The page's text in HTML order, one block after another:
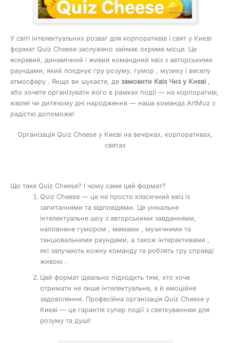
У світі інтелектуальних розваг для корпоративів і свят у Києві
формат Quiz Cheese заслужено займає окреме місце. Це
яскравий, динамічний і живий командний квіз з авторськими
раундами, який поєднує гру розуму, гумор , музику і веселу
атмосферу . Якщо ви шукаєте, де замовити Квіз Чиз у Києві ,
або хочете організувати його в рамках події — на корпоративі,
ювілеї чи дитячому дні народження — наша команда ArtMuz з
радістю допоможе!
Організація Quiz Cheese у Києві на вечірках, корпоративах,
святах
Що таке Quiz Cheese? І чому саме цей формат?
Quiz Cheese — це не просто класичний квіз із
запитаннями та відповідями. Це унікальне
інтелектуальне шоу з авторськими завданнями,
наповнене гумором , мемами , музичними та
танцювальними раундами, а також інтерактивами ,
які залучають кожну команду та роблять гру справді
живою .
Цей формат ідеально підходить тим, хто хоче
отримати не лише інтелектуальне, а й емоційне
задоволення. Професійна організація Quiz Cheese у
Києві — це гарантія супер події з святкуванням для
розуму та душі!